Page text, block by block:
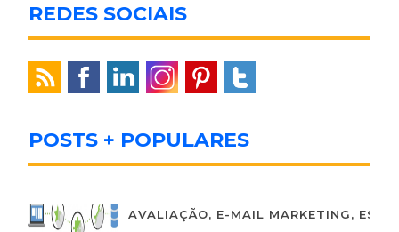
REDES SOCIAIS
POSTS + POPULARES
AVALIAÇÃO, E-MAIL MARKETING,